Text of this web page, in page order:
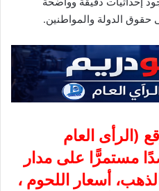
حقوق الدولة والمواطنين.
( الرأى العام
مستمرًّا على مدار
الذهب، أسعار اللحوم ،